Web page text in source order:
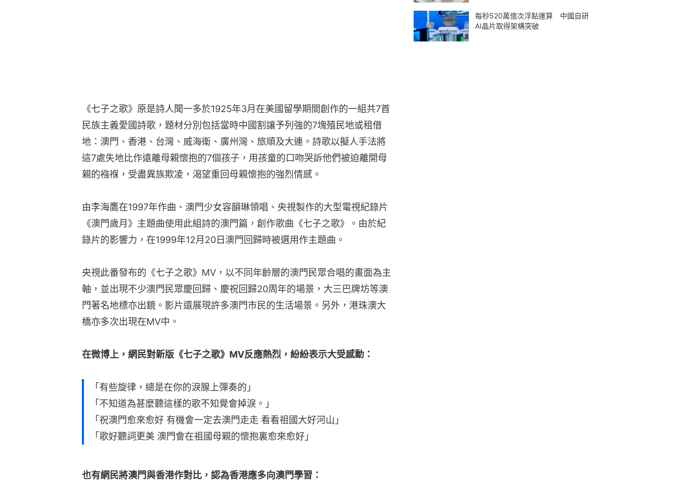
《七子之歌》原是詩人聞一多於1925年3月在美國留學期間創作的一組共7首
民族主義愛國詩歌，題材分別包括當時中國割讓予列強的7塊殖民地或租借
地：澳門、香港、台灣、威海衛、廣州灣、旅順及大連。詩歌以擬人手法將
這7處失地比作遠離母親懷抱的7個孩子，用孩童的口吻哭訴他們被迫離開母
親的襁褓，受盡異族欺凌，渴望重回母親懷抱的強烈情感。
由李海鷹在1997年作曲、澳門少女容韻琳領唱、央視製作的大型電視紀錄片
《澳門歲月》主題曲使用此組詩的澳門篇，創作歌曲《七子之歌》。由於紀
錄片的影響力，在1999年12月20日澳門回歸時被選用作主題曲。
央視此番發布的《七子之歌》MV，以不同年齡層的澳門民眾合唱的畫面為主
軸，並出現不少澳門民眾慶回歸、慶祝回歸20周年的場景，大三巴牌坊等澳
門著名地標亦出鏡。影片還展現許多澳門市民的生活場景。另外，港珠澳大
橋亦多次出現在MV中。
在微博上，網民對新版《七子之歌》MV反應熱烈，紛紛表示大受感動：
「有些旋律，總是在你的淚腺上彈奏的」
「不知道為甚麼聽這樣的歌不知覺會掉淚。」
「祝澳門愈來愈好 有機會一定去澳門走走 看看祖國大好河山」
「歌好聽詞更美 澳門會在祖國母親的懷抱裏愈來愈好」
也有網民將澳門與香港作對比，認為香港應多向澳門學習：
每秒520萬億次浮點運算 中國自研
AI晶片取得架構突破